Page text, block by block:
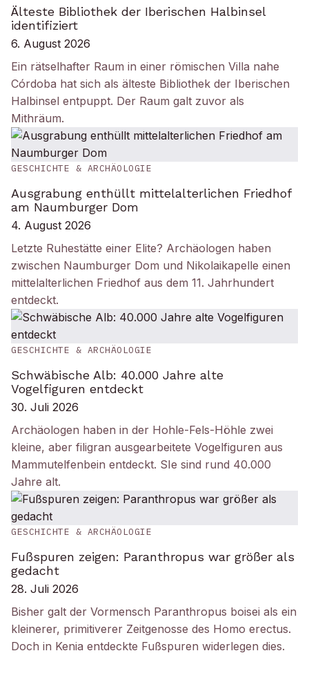
Älteste Bibliothek der Iberischen Halbinsel
identifiziert
6. August 2026
Ein rätselhafter Raum in einer römischen Villa nahe
Córdoba hat sich als älteste Bibliothek der Iberischen
Halbinsel entpuppt. Der Raum galt zuvor als
Mithräum.
GESCHICHTE & ARCHÄOLOGIE
Ausgrabung enthüllt mittelalterlichen Friedhof
am Naumburger Dom
4. August 2026
Letzte Ruhestätte einer Elite? Archäologen haben
zwischen Naumburger Dom und Nikolaikapelle einen
mittelalterlichen Friedhof aus dem 11. Jahrhundert
entdeckt.
GESCHICHTE & ARCHÄOLOGIE
Schwäbische Alb: 40.000 Jahre alte
Vogelfiguren entdeckt
30. Juli 2026
Archäologen haben in der Hohle-Fels-Höhle zwei
kleine, aber filigran ausgearbeitete Vogelfiguren aus
Mammutelfenbein entdeckt. SIe sind rund 40.000
Jahre alt.
GESCHICHTE & ARCHÄOLOGIE
Fußspuren zeigen: Paranthropus war größer als
gedacht
28. Juli 2026
Bisher galt der Vormensch Paranthropus boisei als ein
kleinerer, primitiverer Zeitgenosse des Homo erectus.
Doch in Kenia entdeckte Fußspuren widerlegen dies.